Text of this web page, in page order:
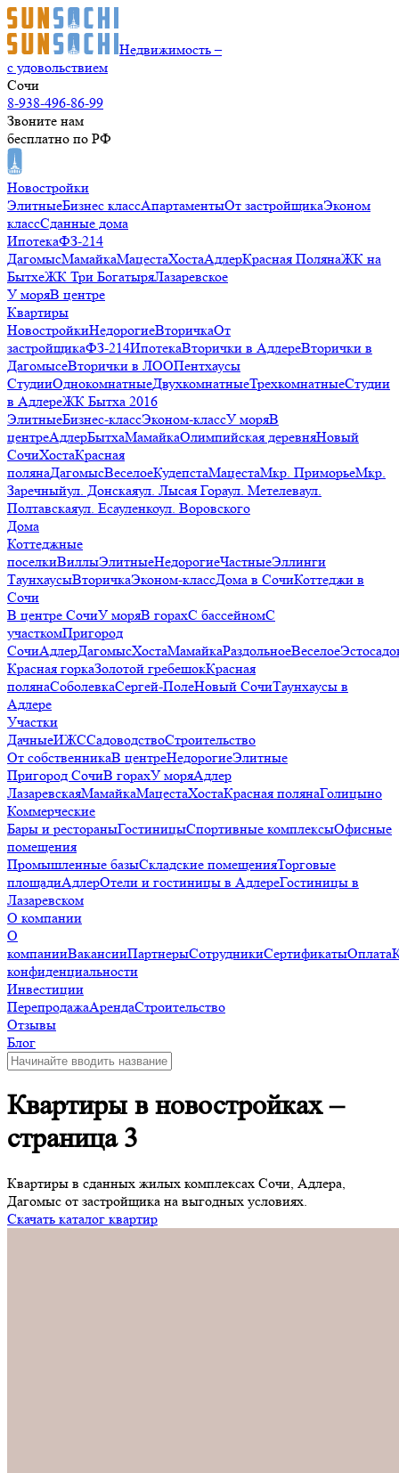
Недвижимость –
с удовольствием
Сочи
8-938-496-86-99
Звоните нам
бесплатно по РФ
Новостройки
ЭлитныеБизнес классАпартаментыОт застройщикаЭконом
классСданные дома
ИпотекаФЗ-214
ДагомысМамайкаМацестаХостаАдлерКрасная ПолянаЖК на
БытхеЖК Три БогатыряЛазаревское
У моряВ центре
Квартиры
НовостройкиНедорогиеВторичкаОт
застройщикаФЗ-214ИпотекаВторички в АдлереВторички в
ДагомысеВторички в ЛООПентхаусы
СтудииОднокомнатныеДвухкомнатныеТрехкомнатныеСтудии
в АдлереЖК Бытха 2016
ЭлитныеБизнес-классЭконом-классУ моряВ
центреАдлерБытхаМамайкаОлимпийская деревняНовый
СочиХостаКрасная
полянаДагомысВеселоеКудепстаМацестаМкр. ПриморьеМкр.
Заречныйул. Донскаяул. Лысая Гораул. Метелеваул.
Полтавскаяул. Есауленкоул. Воровского
Дома
Коттеджные
поселкиВиллыЭлитныеНедорогиеЧастныеЭллинги
ТаунхаусыВторичкаЭконом-классДома в СочиКоттеджи в
Сочи
В центре СочиУ моряВ горахС бассейномС
участкомПригород
СочиАдлерДагомысХостаМамайкаРаздольноеВеселое
Красная горкаЗолотой гребешокКрасная
полянаСоболевкаСергей-ПолеНовый СочиТаунхаусы в
Адлере
Участки
ДачныеИЖССадоводствоСтроительство
От собственникаВ центреНедорогиеЭлитные
Пригород СочиВ горахУ моряАдлер
ЛазаревскаяМамайкаМацестаХостаКрасная полянаГолицыно
Коммерческие
Бары и рестораныГостиницыСпортивные комплексыОфисные
помещения
Промышленные базыСкладские помещенияТорговые
площадиАдлерОтели и гостиницы в АдлереГостиницы в
Лазаревском
О компании
О
компанииВакансииПартнерыСотрудникиСертификатыОплата
конфиденциальности
Инвестиции
ПерепродажаАрендаСтроительство
Отзывы
Блог
Квартиры в новостройках –
страница 3
Квартиры в сданных жилых комплексах Сочи, Адлера,
Дагомыс от застройщика на выгодных условиях.
Скачать каталог квартир